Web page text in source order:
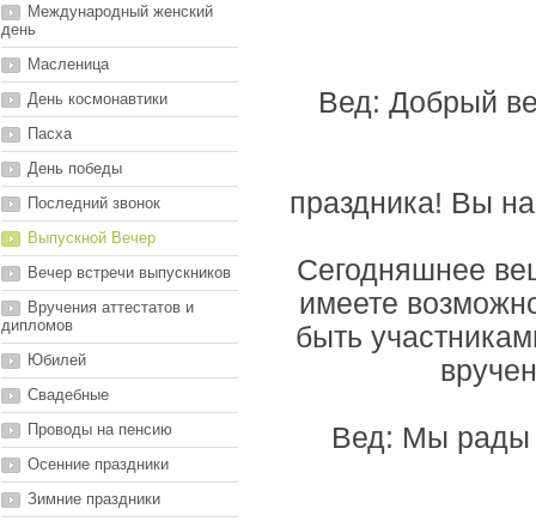
Международный женский
день
Масленица
День космонавтики
Пасха
День победы
Последний звонок
Выпускной Вечер
Вечер встречи выпускников
Вручения аттестатов и
дипломов
Юбилей
Свадебные
Проводы на пенсию
Осенние праздники
Зимние праздники
Вед: Добрый
праздника! Вы
Сегодняшнее
имеете
быть
Вед: Мы рады